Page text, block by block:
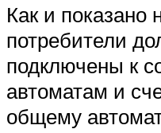
Как и показано
потребители
подключены к
автоматам и
общему